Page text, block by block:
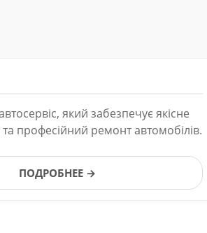
який забезпечує якісне
професійний ремонт автомобілів.
ПОДРОБНЕЕ →